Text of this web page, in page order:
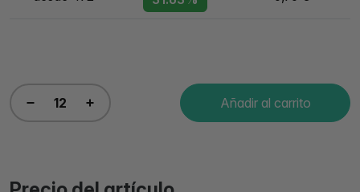
Añadir al carrito